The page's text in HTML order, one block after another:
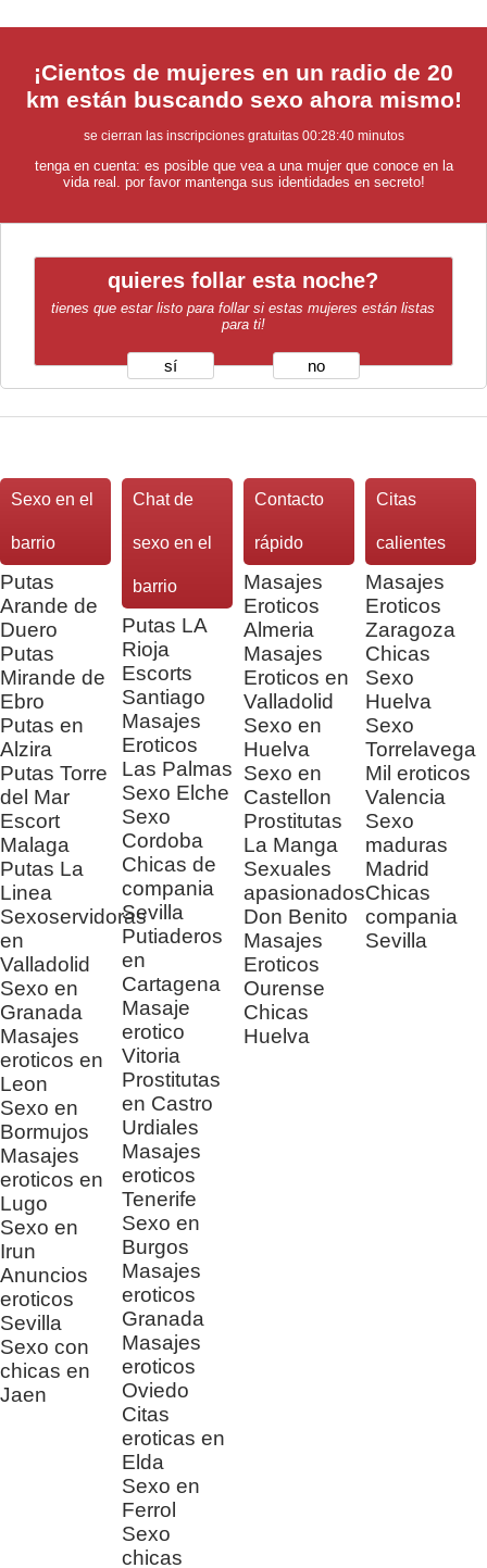
¡Cientos de mujeres en un radio de 20
km están buscando sexo ahora mismo!
se cierran las inscripciones gratuitas 00:28:39minutos
tenga en cuenta: es posible que vea a una mujer que conoce en la
vida real. por favor mantenga sus identidades en secreto!
quieres follar esta noche?
tienes que estar listo para follar si estas mujeres están listas
para ti!
sí no
Sexo en el
barrio
Putas
Arande de
Duero
Putas
Mirande de
Ebro
Putas en
Alzira
Putas Torre
del Mar
Escort
Malaga
Putas La
Linea
Sexoservidoras
en
Valladolid
Sexo en
Granada
Masajes
eroticos en
Leon
Sexo en
Bormujos
Masajes
eroticos en
Lugo
Sexo en
Irun
Anuncios
eroticos
Sevilla
Sexo con
chicas en
Jaen
Chat de
sexo en el
barrio
Putas LA
Rioja
Escorts
Santiago
Masajes
Eroticos
Las Palmas
Sexo Elche
Sexo
Cordoba
Chicas de
compania
Sevilla
Putiaderos
en
Cartagena
Masaje
erotico
Vitoria
Prostitutas
en Castro
Urdiales
Masajes
eroticos
Tenerife
Sexo en
Burgos
Masajes
eroticos
Granada
Masajes
eroticos
Oviedo
Citas
eroticas en
Elda
Sexo en
Ferrol
Sexo
chicas
Contacto
rápido
Masajes
Eroticos
Almeria
Masajes
Eroticos en
Valladolid
Sexo en
Huelva
Sexo en
Castellon
Prostitutas
La Manga
Sexuales
apasionados
Don Benito
Masajes
Eroticos
Ourense
Chicas
Huelva
Citas
calientes
Masajes
Eroticos
Zaragoza
Chicas
Sexo
Huelva
Sexo
Torrelavega
Mil eroticos
Valencia
Sexo
maduras
Madrid
Chicas
compania
Sevilla